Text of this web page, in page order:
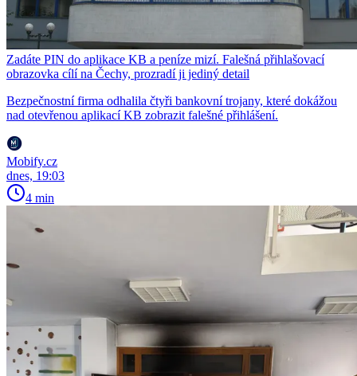
Zadáte PIN do aplikace KB a peníze mizí. Falešná přihlašovací
obrazovka cílí na Čechy, prozradí ji jediný detail
Bezpečnostní firma odhalila čtyři bankovní trojany, které dokážou
nad otevřenou aplikací KB zobrazit falešné přihlášení.
Mobify.cz
dnes, 19:03
4 min